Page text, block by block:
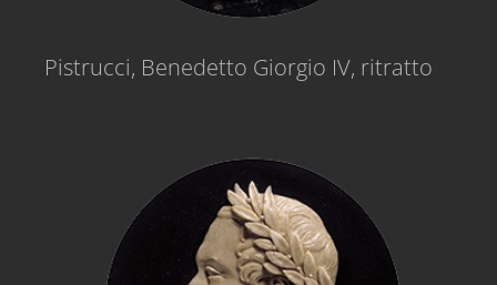
Pistrucci, Benedetto Giorgio IV, ritratto